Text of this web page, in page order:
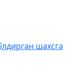
шахсга